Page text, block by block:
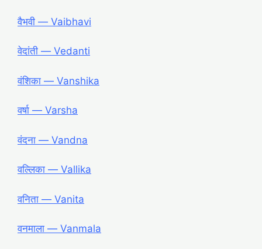
वैभवी ― Vaibhavi
वेदांती ― Vedanti
वंशिका ― Vanshika
वर्षा ― Varsha
वंदना ― Vandna
वल्लिका ― Vallika
वनिता ― Vanita
वनमाला ― Vanmala